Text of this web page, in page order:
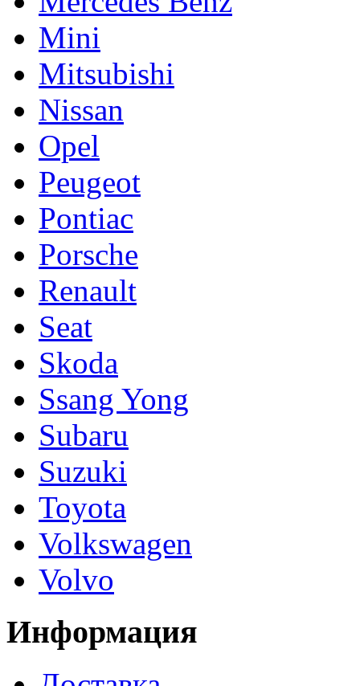
Mini
Mitsubishi
Nissan
Opel
Peugeot
Pontiac
Porsche
Renault
Seat
Skoda
Ssang Yong
Subaru
Suzuki
Toyota
Volkswagen
Volvo
Информация